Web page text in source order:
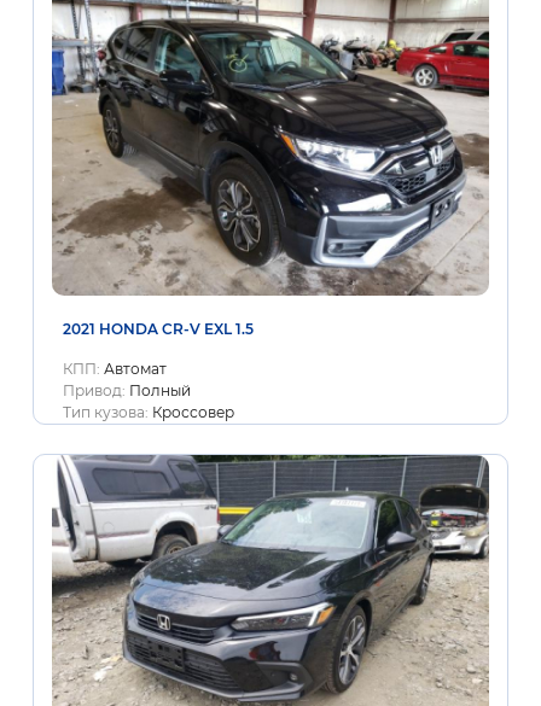
2021 HONDA CR-V EXL 1.5
КПП: Автомат
Привод: Полный
Тип кузова: Кроссовер